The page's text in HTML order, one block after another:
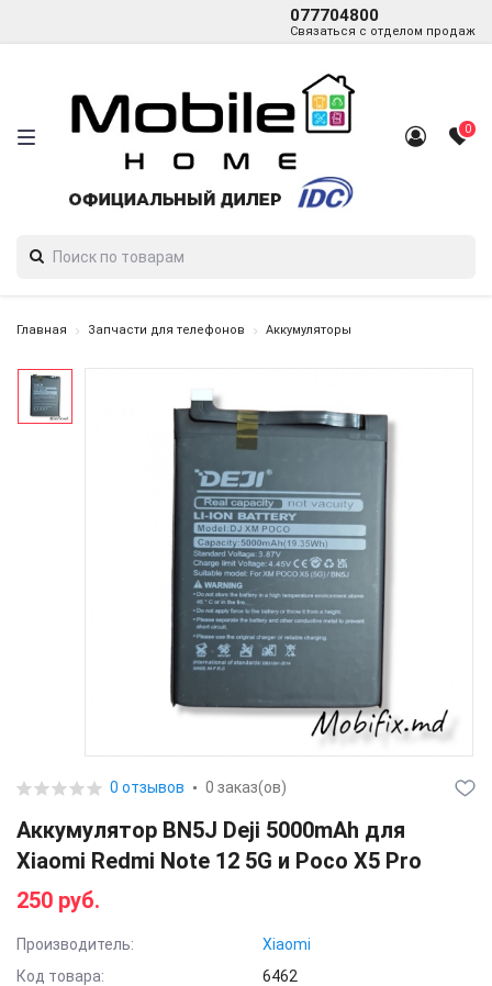
077704800
Связаться с отделом продаж
0
Главная Запчасти для телефонов Аккумуляторы
0 отзывов 0 заказ(ов)
Аккумулятор BN5J Deji 5000mAh для
Xiaomi Redmi Note 12 5G и Poco X5 Pro
250 руб.
Производитель:
Xiaomi
Код товара:
6462